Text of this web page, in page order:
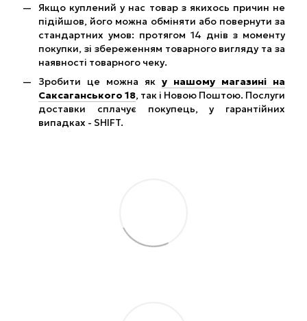
Якщо куплений у нас товар з якихось причин не
підійшов, його можна обміняти або повернути за
стандартних умов: протягом 14 днів з моменту
покупки, зі збереженням товарного вигляду та за
наявності товарного чеку.
Зробити це можна як у нашому магазині на
Саксаганського 18, так і Новою Поштою. Послуги
доставки сплачує покупець, у гарантійних
випадках - SHIFT.